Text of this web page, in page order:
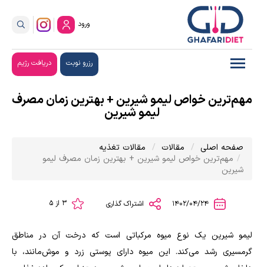
ورود
رزرو نوبت دریافت رژیم
مهم‌ترین خواص لیمو شیرین + بهترین زمان مصرف
لیمو شیرین
صفحه اصلی مقالات
مقالات تغذیه
مهم‌ترین خواص لیمو شیرین + بهترین زمان مصرف لیمو
شیرین
اشتراک گذاری
لیمو شیرین یک نوع میوه مرکباتی است که درخت آن در مناطق
گرمسیری رشد می‌کند. این میوه دارای پوستی زرد و موش‌مانند، با